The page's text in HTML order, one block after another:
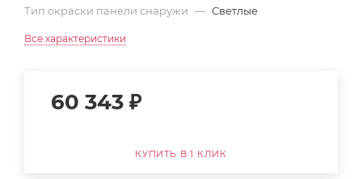
Тип окраски панели снаружи — Светлые
Все характеристики
60 343 ₽
КУПИТЬ В 1 КЛИК